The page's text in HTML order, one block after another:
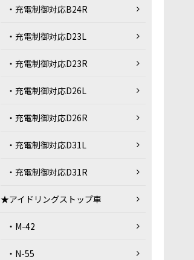
・充電制御対応B24R
・充電制御対応D23L
・充電制御対応D23R
・充電制御対応D26L
・充電制御対応D26R
・充電制御対応D31L
・充電制御対応D31R
★アイドリングストップ車
・M-42
・N-55